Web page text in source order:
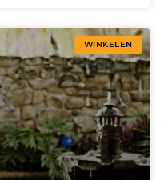
WINKELEN